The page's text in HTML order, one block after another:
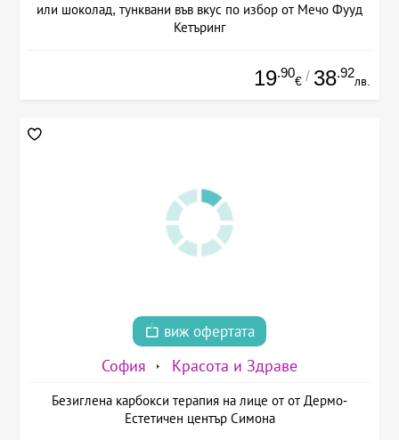
или шоколад, тунквани във вкус по избор от Мечо Фууд
Кетъринг
19.90
€ / 38.92
лв.
виж офертата
София Красота и Здраве
Безиглена карбокси терапия на лице от от Дермо-
Естетичен център Симона